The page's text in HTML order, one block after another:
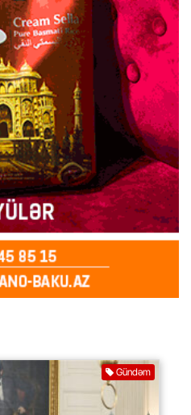
Gündəm